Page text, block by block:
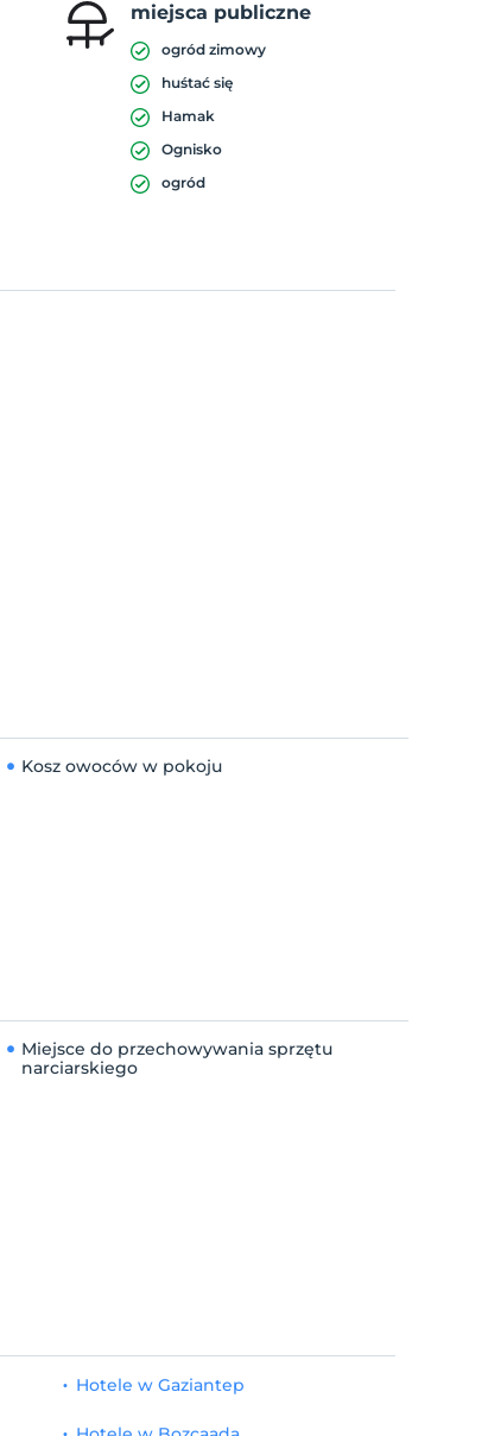
miejsca publiczne
ogród zimowy
huśtać się
Hamak
Ognisko
ogród
Kosz owoców w pokoju
Miejsce do przechowywania sprzętu
narciarskiego
Hotele w Gaziantep